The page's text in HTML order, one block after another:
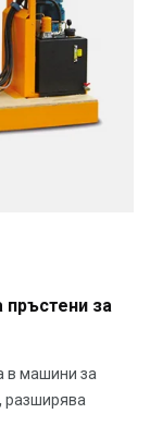
пръстени за
в машини за
разширява